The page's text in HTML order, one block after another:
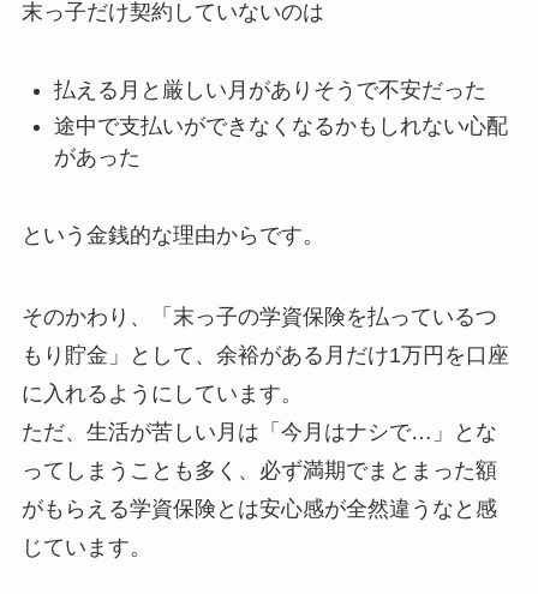
末っ子だけ契約していないのは
払える月と厳しい月がありそうで不安だった
途中で支払いができなくなるかもしれない心配
があった
という金銭的な理由からです。
そのかわり、「末っ子の学資保険を払っているつ
もり貯金」として、余裕がある月だけ1万円を口座
に入れるようにしています。
ただ、生活が苦しい月は「今月はナシで…」とな
ってしまうことも多く、必ず満期でまとまった額
がもらえる学資保険とは安心感が全然違うなと感
じています。